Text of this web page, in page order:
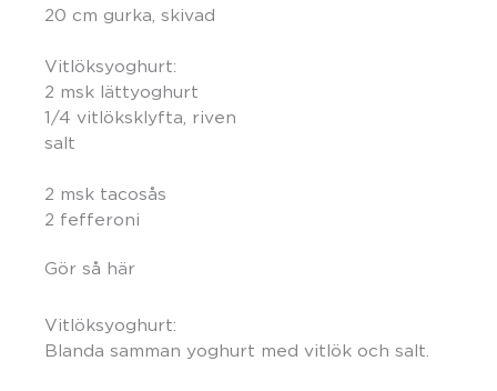
20 cm gurka, skivad
Vitlöksyoghurt:
2 msk lättyoghurt
1/4 vitlöksklyfta, riven
salt
2 msk tacosås
2 fefferoni
Gör så här
Vitlöksyoghurt:
Blanda samman yoghurt med vitlök och salt.